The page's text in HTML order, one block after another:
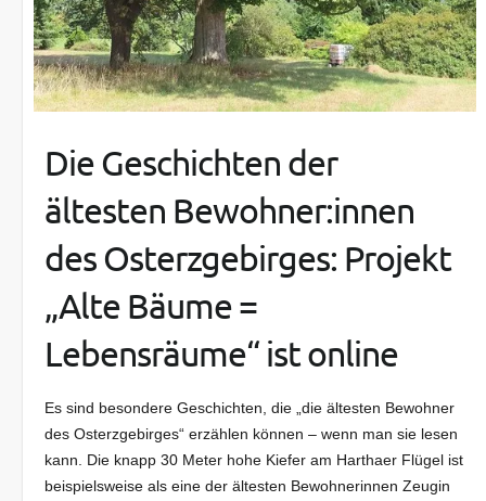
Die Geschichten der
ältesten Bewohner:innen
des Osterzgebirges: Projekt
„Alte Bäume =
Lebensräume“ ist online
Es sind besondere Geschichten, die „die ältesten Bewohner
des Osterzgebirges“ erzählen können – wenn man sie lesen
kann. Die knapp 30 Meter hohe Kiefer am Harthaer Flügel ist
beispielsweise als eine der ältesten Bewohnerinnen Zeugin